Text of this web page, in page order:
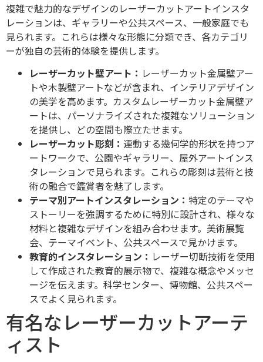
複雑で魅力的なデザインのレーザーカットアートインスタ
レーションは、ギャラリーや公共スペース、一般家庭でも
見られます。これらは様々な形態に分類でき、各カテゴリ
ーが独自の芸術的体験を提供します。
レーザーカット壁アート： レーザーカット金属壁アー
トや木製壁アートなどが含まれ、インテリアデザイン
の美学を高めます。カスタムレーザーカット金属壁ア
ートは、パーソナライズされた複雑なソリューション
を提供し、どの空間も際立たせます。
レーザーカット彫刻： 連動する幾何学的形状を持つア
ートワークで、公園やギャラリー、屋外アートインス
タレーションで見られます。これらの彫刻は芸術と技
術の融合で鑑賞者を魅了します。
テーマ別アートインスタレーション： 特定のテーマや
ストーリーを強調するために特別に設計され、様々な
材料と複雑なデザインを組み合わせます。美術展覧
会、テーマイベント、公共スペースで見かけます。
教育的インスタレーション： レーザー切断技術を使用
して作成された教育的展示物で、複雑な概念やメッセ
ージを伝えます。科学センター、博物館、公共スペー
スでよく見られます。
有名なレーザーカットアーテ
ィスト